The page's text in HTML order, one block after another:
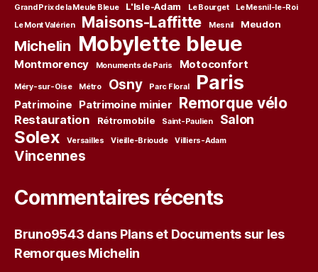
Grand Prix de la Meule Bleue L'Isle-Adam Le Bourget
Le Mesnil-le-Roi
Le Mont Valérien
Maisons-Laffitte Mesnil Meudon
Michelin Mobylette bleue
Montmorency Monuments de Paris Motoconfort
Méry-sur-Oise Métro Osny Parc Floral Paris
Patrimoine Patrimoine minier Remorque vélo
Restauration Rétromobile Saint-Paulien Salon
Solex Versailles Vieille-Brioude Villiers-Adam
Vincennes
Commentaires récents
Bruno9543 dans Plans et Documents sur les
Remorques Michelin